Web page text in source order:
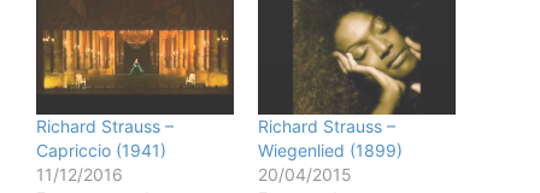
Richard Strauss –
Capriccio (1941)
11/12/2016
Richard Strauss –
Wiegenlied (1899)
20/04/2015